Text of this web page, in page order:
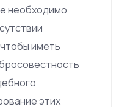
необходимо
иметь
этих